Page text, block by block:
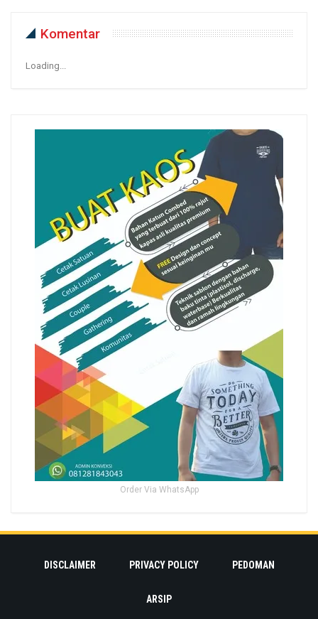
Komentar
Loading...
Order Via WhatsApp
DISCLAIMER PRIVACY POLICY PEDOMAN
ARSIP